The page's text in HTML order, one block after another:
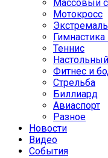
Массовый
Мотокросс
Теннис
Фитнес и
Стрельба
Биллиард
Авиаспорт
Разное
Новости
Видео
События